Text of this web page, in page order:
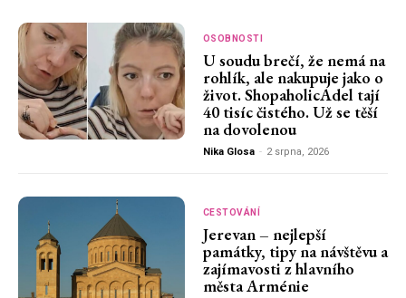
OSOBNOSTI
U soudu brečí, že nemá na
rohlík, ale nakupuje jako o
život. ShopaholicAdel tají
40 tisíc čistého. Už se těší
na dovolenou
Nika Glosa - 2 srpna, 2026
CESTOVÁNÍ
Jerevan – nejlepší
památky, tipy na návštěvu a
zajímavosti z hlavního
města Arménie